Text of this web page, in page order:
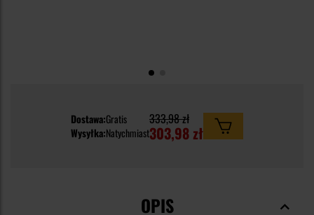
Dostawa:Gratis
Wysyłka:Natychmiast
333,98 zł
303,98 zł
OPIS